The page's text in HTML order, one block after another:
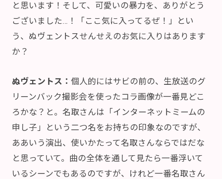
と思います！そして、可愛いの暴力を、ありがとう
ございました…！「ここ気に入ってるぜ！」とい
う、ぬヴェントスせんせえのお気に入りはあります
か？
ぬヴェントス： 個人的にはサビの前の、生放送のグ
リーンバック撮影会を使ったコラ画像が一番見どこ
ろかな？と。名取さんは「インターネットミームの
申し子」という二つ名をお持ちの印象なのですが、
ああいう演出、使いかたって名取さんならではだな
と思っていて。曲の全体を通して見たら一番浮いて
いるシーンでもあるのですが、けれど一番名取さん